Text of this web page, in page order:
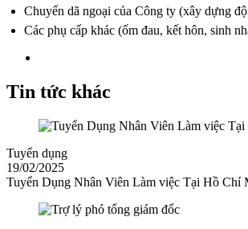
Chuyến dã ngoại của Công ty (xây dựng
Các phụ cấp khác (ốm đau, kết hôn, sinh
Tin tức khác
Tuyển dụng
19/02/2025
Tuyển Dụng Nhân Viên Làm việc Tại Hồ